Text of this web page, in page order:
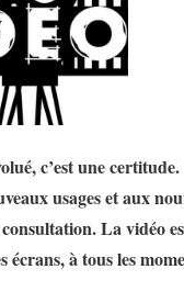
c’est une
usages et aux
La vidéo
écrans, à tous les